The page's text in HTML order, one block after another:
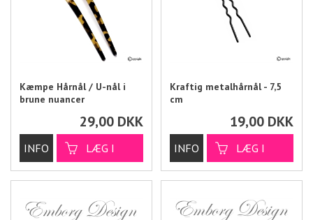
Kæmpe Hårnål / U-nål i
brune nuancer
29,00 DKK
Kraftig metalhårnål - 7,5
cm
19,00 DKK